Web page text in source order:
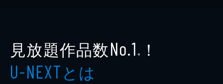
見放題作品数No.1 ※ ！
U-NEXTとは